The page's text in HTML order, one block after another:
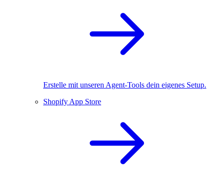
Erstelle mit unseren Agent-Tools dein eigenes Setup.
Shopify App Store